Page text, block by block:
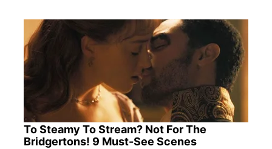
To Steamy To Stream? Not For The
Bridgertons! 9 Must-See Scenes